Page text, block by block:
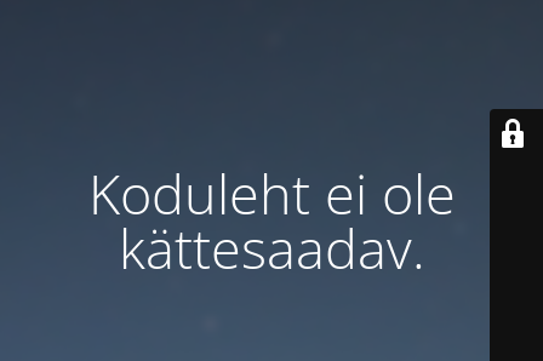
Koduleht ei ole
kättesaadav.